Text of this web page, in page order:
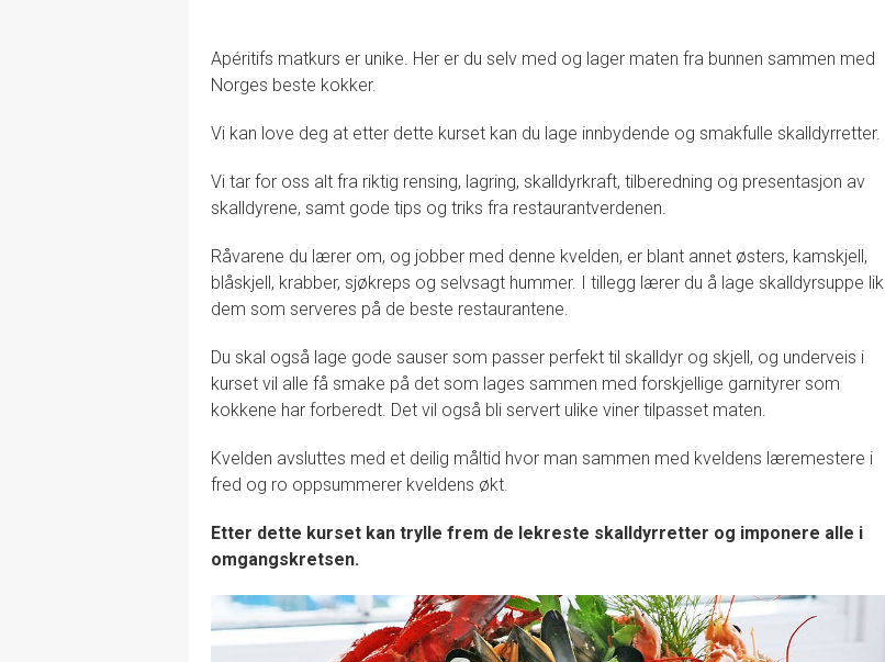
Apéritifs matkurs er unike. Her er du selv med og lager maten fra bunnen sammen med
Norges beste kokker.
Vi kan love deg at etter dette kurset kan du lage innbydende og smakfulle skalldyrretter.
Vi tar for oss alt fra riktig rensing, lagring, skalldyrkraft, tilberedning og presentasjon av
skalldyrene, samt gode tips og triks fra restaurantverdenen.
Råvarene du lærer om, og jobber med denne kvelden, er blant annet østers, kamskjell,
blåskjell, krabber, sjøkreps og selvsagt hummer. I tillegg lærer du å lage skalldyrsuppe lik
dem som serveres på de beste restaurantene.
Du skal også lage gode sauser som passer perfekt til skalldyr og skjell, og underveis i
kurset vil alle få smake på det som lages sammen med forskjellige garnityrer som
kokkene har forberedt. Det vil også bli servert ulike viner tilpasset maten.
Kvelden avsluttes med et deilig måltid hvor man sammen med kveldens læremestere i
fred og ro oppsummerer kveldens økt.
Etter dette kurset kan trylle frem de lekreste skalldyrretter og imponere alle i
omgangskretsen.